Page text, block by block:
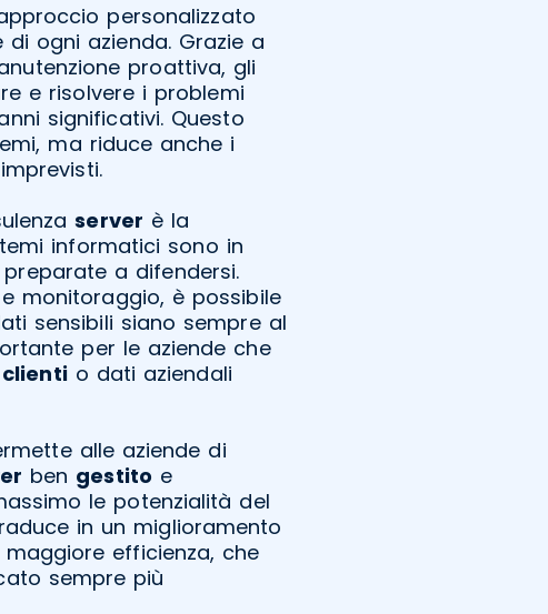
personalizzato
ogni azienda. Grazie a
proattiva, gli
e risolvere i problemi
significativi. Questo
ma riduce anche i
server è la
informatici sono in
a difendersi.
monitoraggio, è possibile
sensibili siano sempre al
per le aziende che
clientio dati aziendali
alle aziende di
ben gestito e
le potenzialità del
in un miglioramento
efficienza, che
sempre più